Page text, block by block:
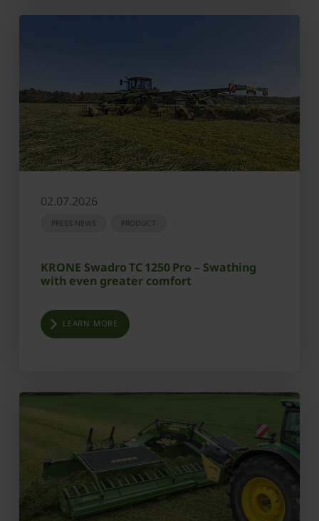
02.07.2026
PRESS NEWS PRODUCT
KRONE Swadro TC 1250 Pro – Swathing
with even greater comfort
LEARN MORE